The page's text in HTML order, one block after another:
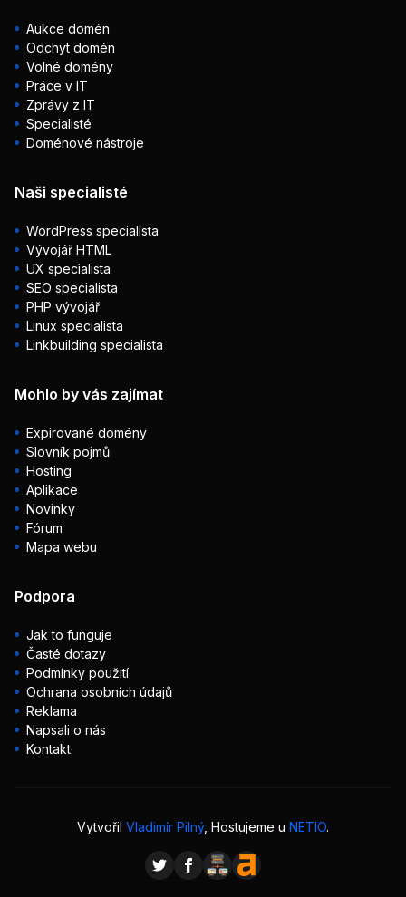
Aukce domén
Odchyt domén
Volné domény
Práce v IT
Zprávy z IT
Specialisté
Doménové nástroje
Naši specialisté
WordPress specialista
Vývojář HTML
UX specialista
SEO specialista
PHP vývojář
Linux specialista
Linkbuilding specialista
Mohlo by vás zajímat
Expirované domény
Slovník pojmů
Hosting
Aplikace
Novinky
Fórum
Mapa webu
Podpora
Jak to funguje
Časté dotazy
Podmínky použití
Ochrana osobních údajů
Reklama
Napsali o nás
Kontakt
Vytvořil Vladimír Pilný, Hostujeme u NETIO.